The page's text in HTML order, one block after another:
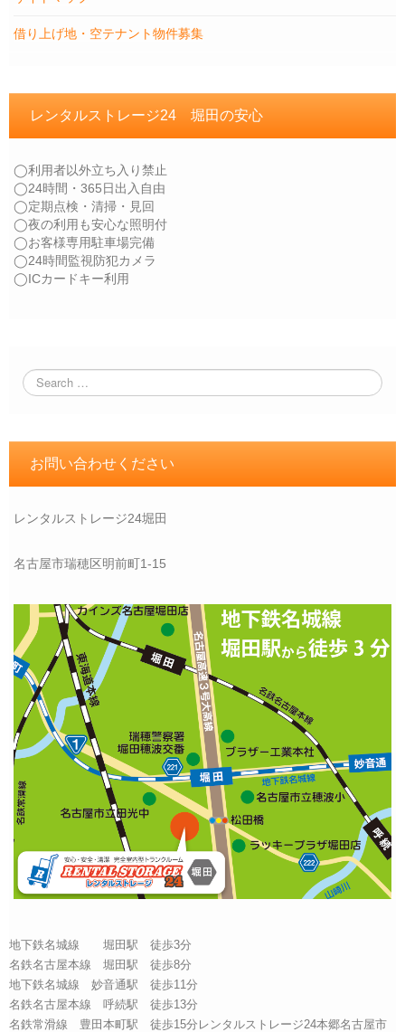
借り上げ地・空テナント物件募集
レンタルストレージ24 堀田の安心
◯利用者以外立ち入り禁止
◯24時間・365日出入自由
◯定期点検・清掃・見回
◯夜の利用も安心な照明付
◯お客様専用駐車場完備
◯24時間監視防犯カメラ
◯ICカードキー利用
お問い合わせください
レンタルストレージ24堀田
名古屋市瑞穂区明前町1-15
地下鉄名城線 堀田駅 徒歩3分
名鉄名古屋本線 堀田駅 徒歩8分
地下鉄名城線 妙音通駅 徒歩11分
名鉄名古屋本線 呼続駅 徒歩13分
名鉄常滑線 豊田本町駅 徒歩15分レンタルストレージ24本郷名古屋市